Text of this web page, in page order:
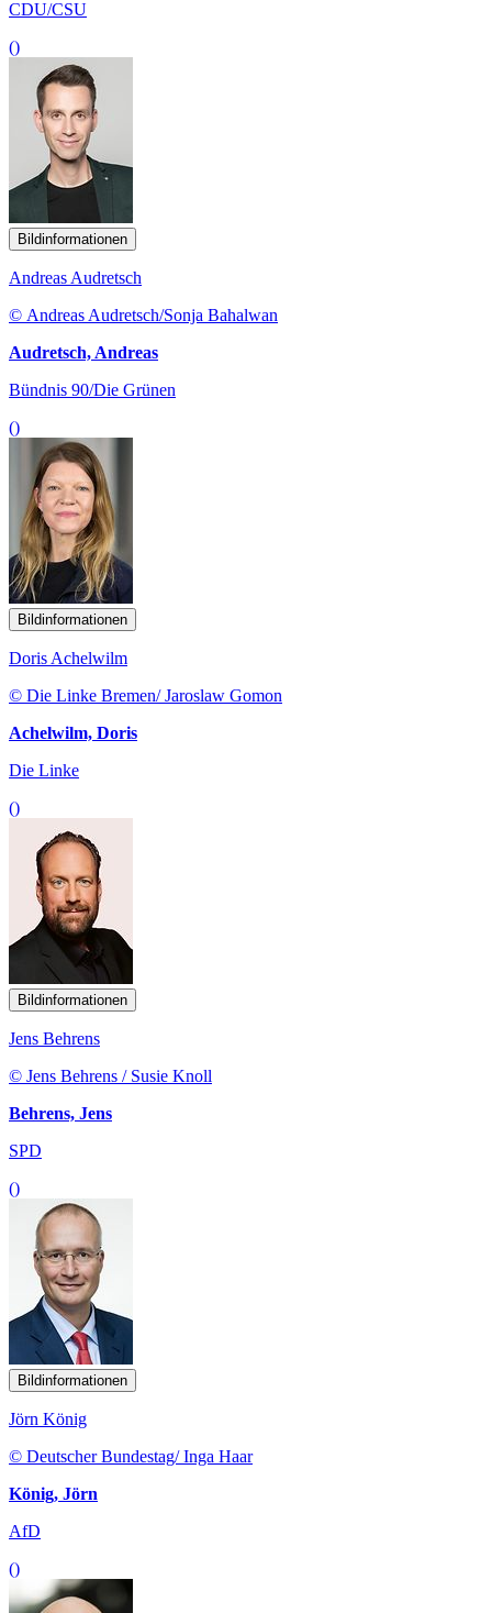
CDU/CSU
()
Bildinformationen
Andreas Audretsch
© Andreas Audretsch/Sonja Bahalwan
Audretsch, Andreas
Bündnis 90/Die Grünen
()
Bildinformationen
Doris Achelwilm
© Die Linke Bremen/ Jaroslaw Gomon
Achelwilm, Doris
Die Linke
()
Bildinformationen
Jens Behrens
© Jens Behrens / Susie Knoll
Behrens, Jens
SPD
()
Bildinformationen
Jörn König
© Deutscher Bundestag/ Inga Haar
König, Jörn
AfD
()